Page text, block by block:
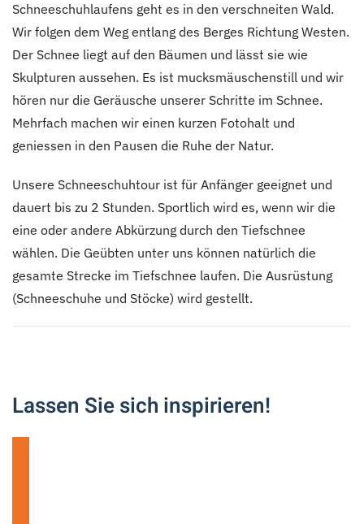
Schneeschuhlaufens geht es in den verschneiten Wald.
Wir folgen dem Weg entlang des Berges Richtung Westen.
Der Schnee liegt auf den Bäumen und lässt sie wie
Skulpturen aussehen. Es ist mucksmäuschenstill und wir
hören nur die Geräusche unserer Schritte im Schnee.
Mehrfach machen wir einen kurzen Fotohalt und
geniessen in den Pausen die Ruhe der Natur.
Unsere Schneeschuhtour ist für Anfänger geeignet und
dauert bis zu 2 Stunden. Sportlich wird es, wenn wir die
eine oder andere Abkürzung durch den Tiefschnee
wählen. Die Geübten unter uns können natürlich die
gesamte Strecke im Tiefschnee laufen. Die Ausrüstung
(Schneeschuhe und Stöcke) wird gestellt.
Lassen Sie sich inspirieren!